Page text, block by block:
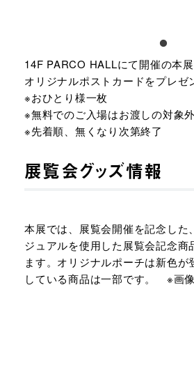
14F PARCO HALLにて開催の本
オリジナルポストカードをプレゼ
※おひとり様一枚
※無料でのご入場はお渡しの対象
※先着順、無くなり次第終了
展覧会グッズ情報
本展では、展覧会開催を記念した
ジュアルを使用した展覧会記念商
ます。オリジナルポーチは新色
している商品は一部です。 ※画像